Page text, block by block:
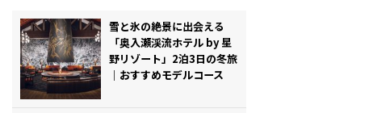
雪と氷の絶景に出会える
「奥入瀬渓流ホテル by 星
野リゾート」2泊3日の冬旅
｜おすすめモデルコース